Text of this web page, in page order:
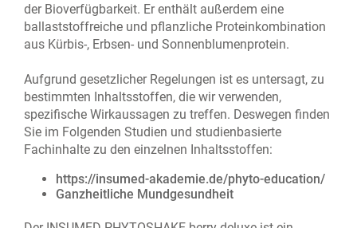
der Bioverfügbarkeit. Er enthält außerdem eine
ballaststoffreiche und pflanzliche Proteinkombination
aus Kürbis-, Erbsen- und Sonnenblumenprotein.
Aufgrund gesetzlicher Regelungen ist es untersagt, zu
bestimmten Inhaltsstoffen, die wir verwenden,
spezifische Wirkaussagen zu treffen. Deswegen finden
Sie im Folgenden Studien und studienbasierte
Fachinhalte zu den einzelnen Inhaltsstoffen:
https://insumed-akademie.de/phyto-education/
Ganzheitliche Mundgesundheit